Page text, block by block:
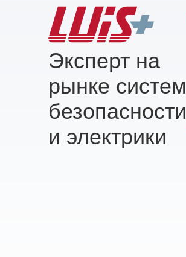
Эксперт на
рынке систем
безопасности
и электрики